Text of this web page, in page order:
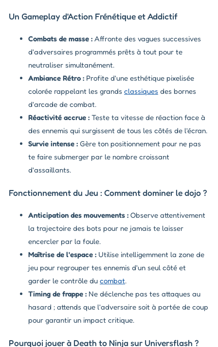
Un Gameplay d'Action Frénétique et Addictif
Combats de masse : Affronte des vagues successives
d'adversaires programmés prêts à tout pour te
neutraliser simultanément.
Ambiance Rétro : Profite d'une esthétique pixelisée
colorée rappelant les grands classiques des bornes
d'arcade de combat.
Réactivité accrue : Teste ta vitesse de réaction face à
des ennemis qui surgissent de tous les côtés de l'écran.
Survie intense : Gère ton positionnement pour ne pas
te faire submerger par le nombre croissant
d'assaillants.
Fonctionnement du Jeu : Comment dominer le dojo ?
Anticipation des mouvements : Observe attentivement
la trajectoire des bots pour ne jamais te laisser
encercler par la foule.
Maîtrise de l'espace : Utilise intelligemment la zone de
jeu pour regrouper tes ennemis d'un seul côté et
garder le contrôle du combat.
Timing de frappe : Ne déclenche pas tes attaques au
hasard ; attends que l'adversaire soit à portée de coup
pour garantir un impact critique.
Pourquoi jouer à Death to Ninja sur Universflash ?